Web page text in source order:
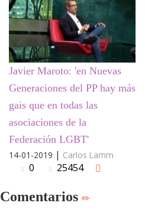
Javier Maroto: 'en Nuevas
Generaciones del PP hay más
gais que en todas las
asociaciones de la
Federación LGBT'
14-01-2019 | Carlos Lamm
0 25454
Comentarios